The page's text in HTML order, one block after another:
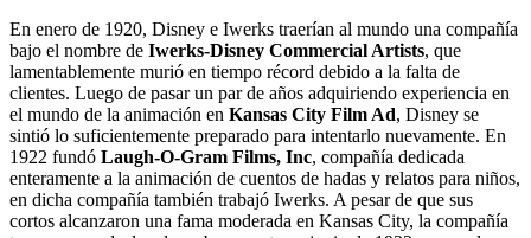
En enero de 1920, Disney e Iwerks traerían al mundo una compañía
bajo el nombre de Iwerks-Disney Commercial Artists, que
lamentablemente murió en tiempo récord debido a la falta de
clientes. Luego de pasar un par de años adquiriendo experiencia en
el mundo de la animación en Kansas City Film Ad, Disney se
sintió lo suficientemente preparado para intentarlo nuevamente. En
1922 fundó Laugh-O-Gram Films, Inc, compañía dedicada
enteramente a la animación de cuentos de hadas y relatos para niños,
en dicha compañía también trabajó Iwerks. A pesar de que sus
cortos alcanzaron una fama moderada en Kansas City, la compañía